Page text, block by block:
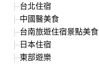
台北住宿
中國醫美食
台南旅遊住宿景點美食
日本住宿
東部遊樂